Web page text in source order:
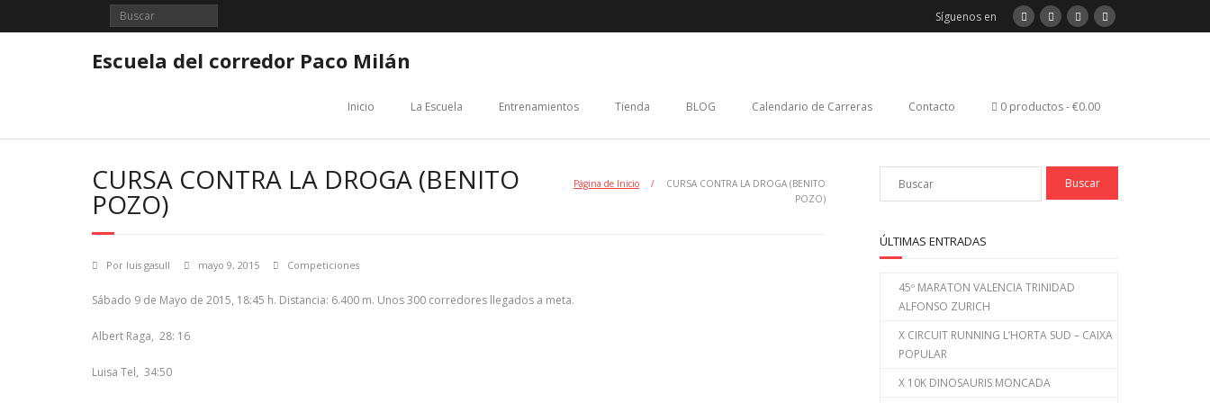
Síguenos en
Escuela del corredor Paco Milán
Inicio La Escuela Entrenamientos Tienda BLOG Calendario de Carreras Contacto 0 productos €0.00
CURSA CONTRA LA DROGA (BENITO
POZO)
Página de Inicio /
CURSA CONTRA LA DROGA (BENITO
POZO)
Por luis gasull mayo 9, 2015 Competiciones
Sábado 9 de Mayo de 2015, 18:45 h. Distancia: 6.400 m. Unos 300 corredores llegados a meta.
Albert Raga, 28: 16
Luisa Tel, 34:50
ÚLTIMAS ENTRADAS
45º MARATON VALENCIA TRINIDAD
ALFONSO ZURICH
X CIRCUIT RUNNING L’HORTA SUD – CAIXA
POPULAR
X 10K DINOSAURIS MONCADA